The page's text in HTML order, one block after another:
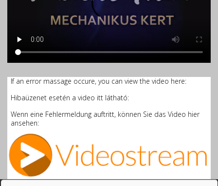
If an error massage occure, you can view the video here:
Hibaüzenet esetén a video itt látható:
Wenn eine Fehlermeldung auftritt, können Sie das Video hier
ansehen: